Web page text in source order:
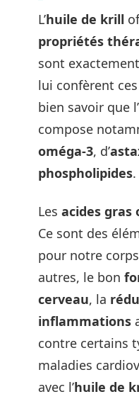
L’huile de krill
propriétés
sont
lui confèrent
bien savoir que l’
compose
oméga-3, d’
phospholipides.
Les acides gras
Ce sont des
pour notre
autres, le bon
cerveau, la
inflammations
contre certains
maladies
avec l’huile de